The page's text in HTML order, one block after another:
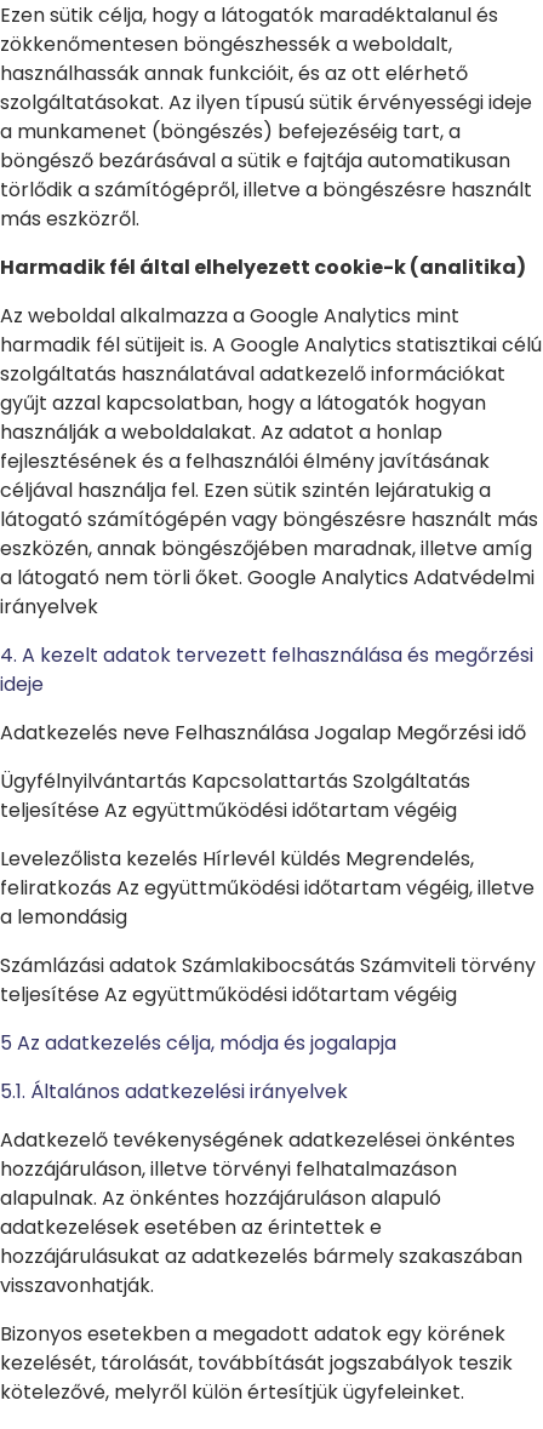
Ezen sütik célja, hogy a látogatók maradéktalanul és
zökkenőmentesen böngészhessék a weboldalt,
használhassák annak funkcióit, és az ott elérhető
szolgáltatásokat. Az ilyen típusú sütik érvényességi ideje
a munkamenet (böngészés) befejezéséig tart, a
böngésző bezárásával a sütik e fajtája automatikusan
törlődik a számítógépről, illetve a böngészésre használt
más eszközről.
Harmadik fél által elhelyezett cookie-k (analitika)
Az weboldal alkalmazza a Google Analytics mint
harmadik fél sütijeit is. A Google Analytics statisztikai célú
szolgáltatás használatával adatkezelő információkat
gyűjt azzal kapcsolatban, hogy a látogatók hogyan
használják a weboldalakat. Az adatot a honlap
fejlesztésének és a felhasználói élmény javításának
céljával használja fel. Ezen sütik szintén lejáratukig a
látogató számítógépén vagy böngészésre használt más
eszközén, annak böngészőjében maradnak, illetve amíg
a látogató nem törli őket. Google Analytics Adatvédelmi
irányelvek
4. A kezelt adatok tervezett felhasználása és megőrzési
ideje
Adatkezelés neve Felhasználása Jogalap Megőrzési idő
Ügyfélnyilvántartás Kapcsolattartás Szolgáltatás
teljesítése Az együttműködési időtartam végéig
Levelezőlista kezelés Hírlevél küldés Megrendelés,
feliratkozás Az együttműködési időtartam végéig, illetve
a lemondásig
Számlázási adatok Számlakibocsátás Számviteli törvény
teljesítése Az együttműködési időtartam végéig
5 Az adatkezelés célja, módja és jogalapja
5.1. Általános adatkezelési irányelvek
Adatkezelő tevékenységének adatkezelései önkéntes
hozzájáruláson, illetve törvényi felhatalmazáson
alapulnak. Az önkéntes hozzájáruláson alapuló
adatkezelések esetében az érintettek e
hozzájárulásukat az adatkezelés bármely szakaszában
visszavonhatják.
Bizonyos esetekben a megadott adatok egy körének
kezelését, tárolását, továbbítását jogszabályok teszik
kötelezővé, melyről külön értesítjük ügyfeleinket.